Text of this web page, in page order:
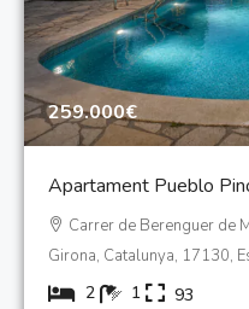
259.000€
Apartament Pueblo
Carrer de Berenguer de
Girona, Catalunya, 17130,
2 1 93